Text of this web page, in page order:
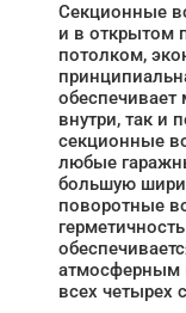
Секционные
и в открытом
потолком,
обеспечивает
внутри, так и
секционные
любые
большую
поворотные
атмосферным
всех четырех